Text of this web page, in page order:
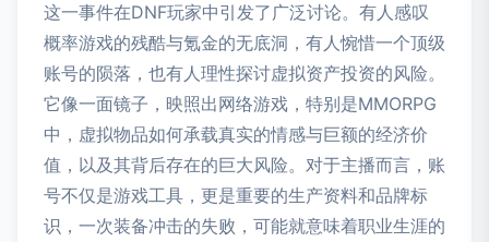
这一事件在DNF玩家中引发了广泛讨论。有人感叹
概率游戏的残酷与氪金的无底洞，有人惋惜一个顶级
账号的陨落，也有人理性探讨虚拟资产投资的风险。
它像一面镜子，映照出网络游戏，特别是MMORPG
中，虚拟物品如何承载真实的情感与巨额的经济价
值，以及其背后存在的巨大风险。对于主播而言，账
号不仅是游戏工具，更是重要的生产资料和品牌标
识，一次装备冲击的失败，可能就意味着职业生涯的